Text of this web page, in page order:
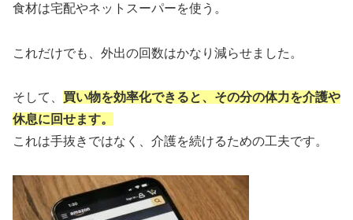
食材は宅配やネットスーパーを使う。
これだけでも、外出の回数はかなり減らせました。
そして、 買い物を効率化できると、その分の体力を介護や
休息に回せます。
これは手抜きではなく、介護を続けるための工夫です。